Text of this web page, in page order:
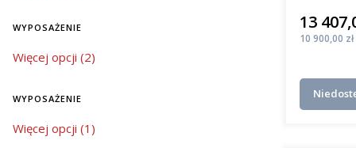
WYPOSAŻENIE
wyposażenie
Więcej opcji (2)
WYPOSAŻENIE
wyposażenie
Więcej opcji (1)
różnią się
Cena
13
Cena
10 900,00 zł